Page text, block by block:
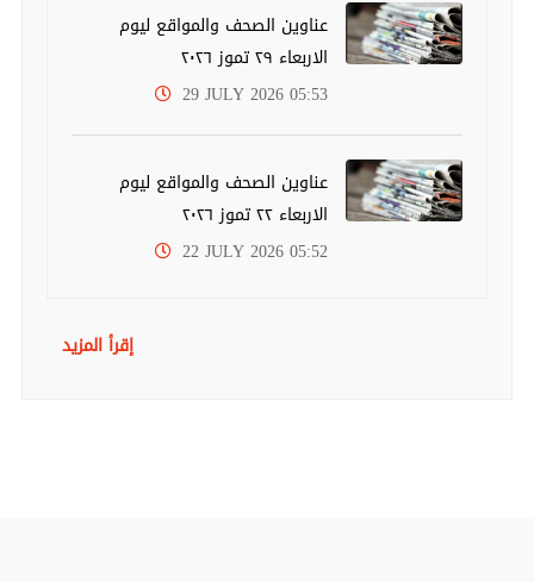
عناوين الصحف والمواقع ليوم
الاربعاء ٢٩ تموز ٢٠٢٦
29 JULY 2026 05:53
عناوين الصحف والمواقع ليوم
الاربعاء ٢٢ تموز ٢٠٢٦
22 JULY 2026 05:52
إقرأ المزيد